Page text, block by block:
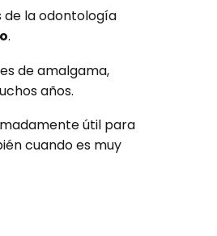
de la odontología
.
de amalgama,
años.
útil para
cuando es muy